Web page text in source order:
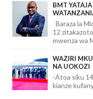
BMT
Baraza la
12
mwenza wa
WAZIRI
NA UOKOZI
-Atoa siku
kianze